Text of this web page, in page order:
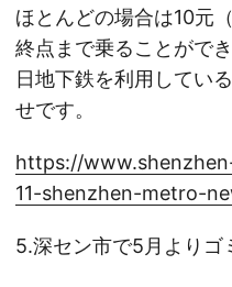
ほとんどの場合は10元
終点まで乗ることがで
日地下鉄を利用してい
せです。
https://
11-shenzhen-metro-
5.深セン市で5月よりゴ